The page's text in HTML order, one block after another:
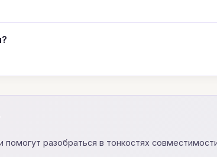
разобраться в тонкостях